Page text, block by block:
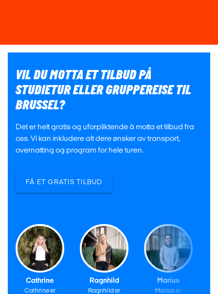
VIL DU MOTTA ET TILBUD PÅ
STUDIETUR ELLER GRUPPEREISE TIL
BRUSSEL?
Det er helt gratis og uforpliktende å motta et tilbud fra
oss. Vi kan inkludere alt dere ønsker av transport,
overnatting og program for hele turen.
FÅ ET GRATIS TILBUD
Cathrine
Cathrine er
Ragnhild
Ragnhild er
Marius
Marius er